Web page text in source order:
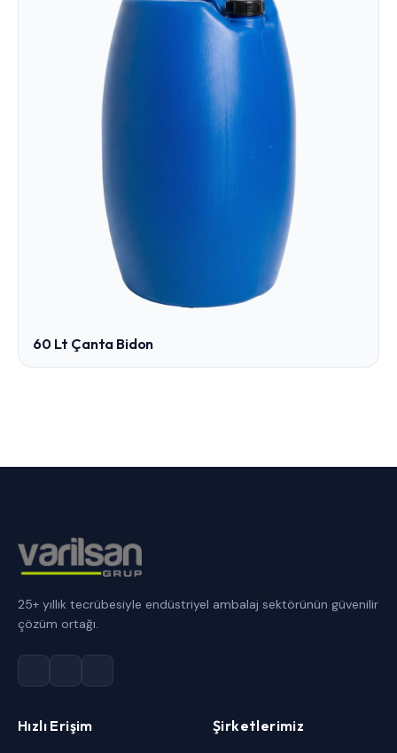
60 Lt Çanta Bidon
25+ yıllık tecrübesiyle endüstriyel ambalaj sektörünün güvenilir
çözüm ortağı.
Hızlı Erişim Şirketlerimiz